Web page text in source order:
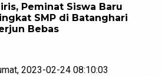
Peminat Siswa Baru
SMP di Batanghari
Bebas
2023-02-24 08:10:03